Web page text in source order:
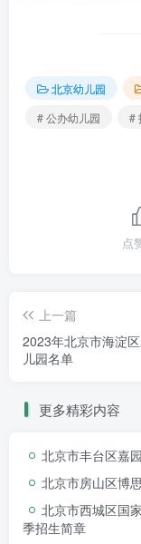
1.录取成功
进行早教进社区
北京幼儿园
# 公办幼儿园
#
点
上一篇
2023年北京市海淀
儿园名单
更多精彩内容
北京市丰台区嘉
北京市房山区博
北京市西城区国
季招生简章